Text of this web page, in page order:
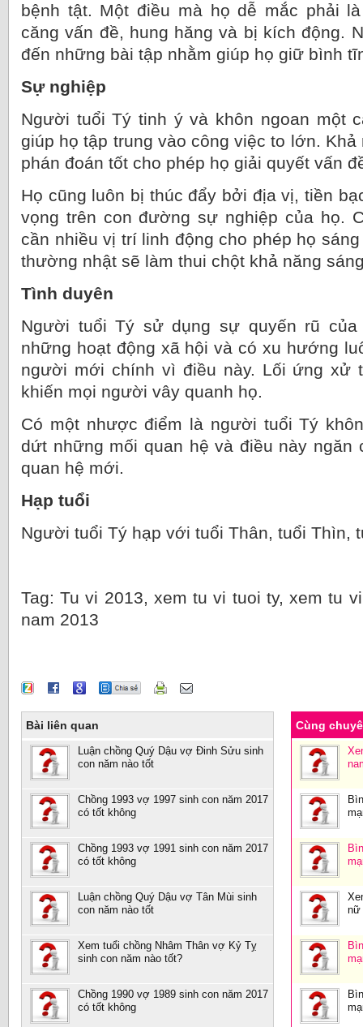
bệnh tật. Một điều mà họ dễ mắc phải
căng vấn đề, hung hăng và bị kích động.
đến những bài tập nhằm giúp họ giữ bình
Sự nghiệp
Người tuổi Tý tinh ý và khôn ngoan một
giúp họ tập trung vào công việc to lớn.
phán đoán tốt cho phép họ giải quyết vấn
Họ cũng luôn bị thúc đẩy bởi địa vị, tiền
vọng trên con đường sự nghiệp của họ.
cần nhiều vị trí linh động cho phép họ
thường nhật sẽ làm thui chột khả năng
Tình duyên
Người tuổi Tý sử dụng sự quyến rũ
những hoạt động xã hội và có xu hướng
người mới chính vì điều này. Lối ứng xử
khiến mọi người vây quanh họ.
Có một nhược điểm là người tuổi Tý
dứt những mối quan hệ và điều này ngăn
quan hệ mới.
Hạp tuổi
Người tuổi Tý hạp với tuổi Thân, tuổi Thìn,
Tag: Tu vi 2013, xem tu vi tuoi ty, xem tu
nam 2013
Bài liên quan
Luận chồng Quý Dậu vợ Đinh Sửu sinh
con năm nào tốt
Chồng 1993 vợ 1997 sinh con năm 2017
có tốt không
Chồng 1993 vợ 1991 sinh con năm 2017
có tốt không
Luận chồng Quý Dậu vợ Tân Mùi sinh
con năm nào tốt
Xem tuổi chồng Nhâm Thân vợ Kỷ Tỵ
sinh con năm nào tốt?
Chồng 1990 vợ 1989 sinh con năm 2017
có tốt không
Cùng
nữ